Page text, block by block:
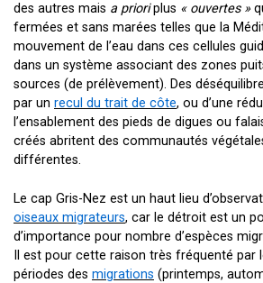
des autres mais a prioriplus « ouvertes »
fermées et sans marées telles que la
mouvement de l’eau dans ces cellules
dans un système associant des zones
sources (de prélèvement). Des
par un recul du trait de côte, ou d’une
l’ensablement des pieds de digues ou
créés abritent des communautés
différentes.
Le cap Gris-Nez est un haut lieu
oiseaux migrateurs, car le détroit est un
d’importance pour nombre d’espèces
Il est pour cette raison très fréquenté par
périodes des migrations (printemps,